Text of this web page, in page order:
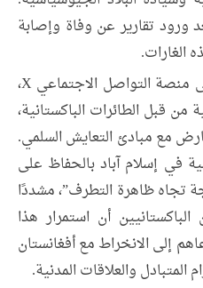
ورود تقارير عن وفاة وإصابة
الغارات.
أعرب كارزاي عن disgustها على منصة التواصل الاجتماعي X،
من قبل الطائرات الباكستانية،
مع مبادئ التعايش السلمي.
في إسلام آباد بالحفاظ على
تجاه ظاهرة التطرف”، مشددًا
أن استمرار هذا
إلى الانخراط مع أفغانستان
المتبادل والعلاقات المدنية.